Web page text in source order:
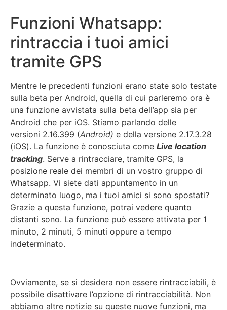
Funzioni Whatsapp:
rintraccia i tuoi amici
tramite GPS
Mentre le precedenti funzioni erano state solo testate
sulla beta per Android, quella di cui parleremo ora è
una funzione avvistata sulla beta dell’app sia per
Android che per iOS. Stiamo parlando delle
versioni 2.16.399 (Android) e della versione 2.17.3.28
(iOS). La funzione è conosciuta come Live location
tracking. Serve a rintracciare, tramite GPS, la
posizione reale dei membri di un vostro gruppo di
Whatsapp. Vi siete dati appuntamento in un
determinato luogo, ma i tuoi amici si sono spostati?
Grazie a questa funzione, potrai vedere quanto
distanti sono. La funzione può essere attivata per 1
minuto, 2 minuti, 5 minuti oppure a tempo
indeterminato.
Ovviamente, se si desidera non essere rintracciabili, è
possibile disattivare l’opzione di rintracciabilità. Non
abbiamo altre notizie su queste nuove funzioni, ma